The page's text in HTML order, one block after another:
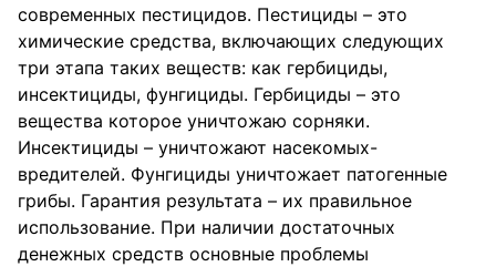
современных пестицидов. Пестициды – это
химические средства, включающих следующих
три этапа таких веществ: как гербициды,
инсектициды, фунгициды. Гербициды – это
вещества которое уничтожаю сорняки.
Инсектициды – уничтожают насекомых-
вредителей. Фунгициды уничтожает патогенные
грибы. Гарантия результата – их правильное
использование. При наличии достаточных
денежных средств основные проблемы